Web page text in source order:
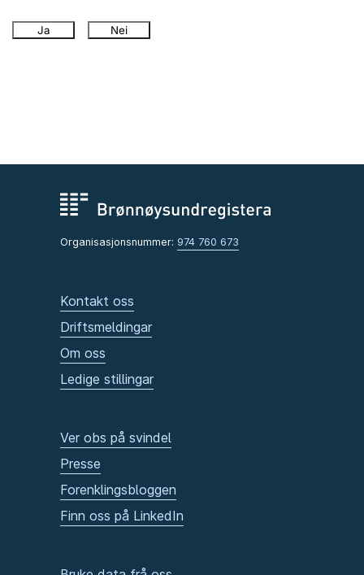
Ja Nei
Organisasjonsnummer: 974 760 673
Kontakt oss
Driftsmeldingar
Om oss
Ledige stillingar
Ver obs på svindel
Presse
Forenklingsbloggen
Finn oss på LinkedIn